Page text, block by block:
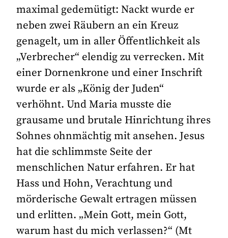
maximal gedemütigt: Nackt wurde er
neben zwei Räubern an ein Kreuz
genagelt, um in aller Öffentlichkeit als
„Verbrecher“ elendig zu verrecken. Mit
einer Dornenkrone und einer Inschrift
wurde er als „König der Juden“
verhöhnt. Und Maria musste die
grausame und brutale Hinrichtung ihres
Sohnes ohnmächtig mit ansehen. Jesus
hat die schlimmste Seite der
menschlichen Natur erfahren. Er hat
Hass und Hohn, Verachtung und
mörderische Gewalt ertragen müssen
und erlitten. „Mein Gott, mein Gott,
warum hast du mich verlassen?“ (Mt